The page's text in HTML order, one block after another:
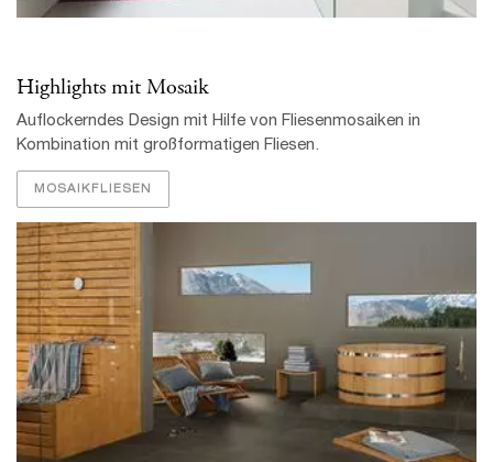
Highlights mit Mosaik
Auflockerndes Design mit Hilfe von Fliesenmosaiken in
Kombination mit großformatigen Fliesen.
MOSAIKFLIESEN